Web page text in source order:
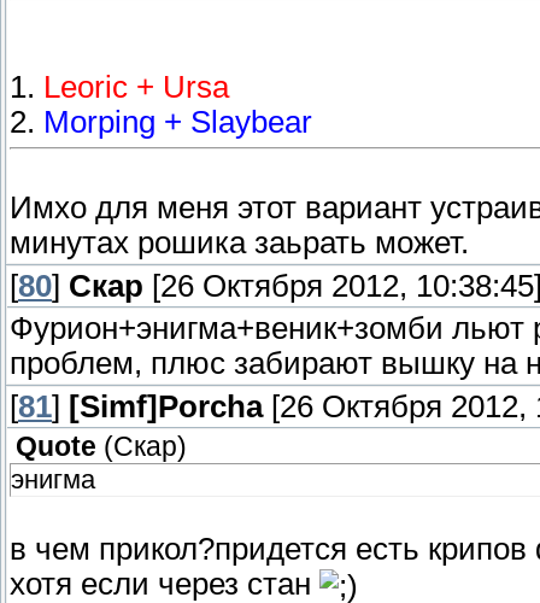
1. Leoric + Ursa
2. Morping + Slaybear
Имхо для меня этот вариант
минутах рошика заьрать может.
[80] Скар [26 Октября 2012,
Фурион+энигма+веник+зомби
проблем, плюс забирают вышку на
[81] [Simf]Porcha[26 Октября 2012,
Quote (Скар)
энигма
в чем прикол?придется есть
хотя если через стан